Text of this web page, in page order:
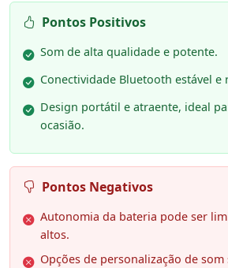
Pontos Positivos
Som de alta qualidade e potente.
Conectividade Bluetooth estável e
Design portátil e atraente, ideal
ocasião.
Pontos Negativos
Autonomia da bateria pode ser
altos.
Opções de personalização de som